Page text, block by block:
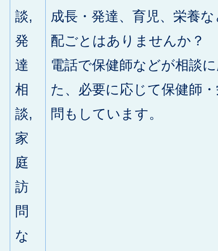
談,
発
達
相
談,
家
庭
訪
問
な
成長・発達、育児、栄養
配ごとはありませんか？
電話で保健師などが相談
た、必要に応じて保健師
問もしています。